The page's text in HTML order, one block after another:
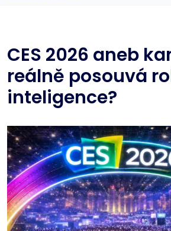
CES 2026 aneb
reálně posouvá
inteligence?